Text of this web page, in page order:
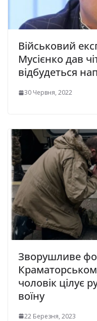
Військовий
Мусієнко дав
відбудеться
30 Червня, 2022
Зворушливе
чоловік цілує
воїну
22 Березня, 2023